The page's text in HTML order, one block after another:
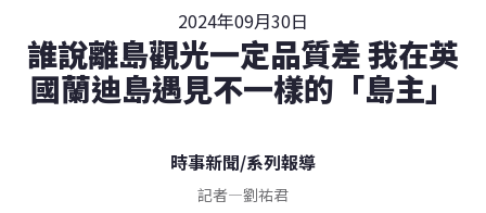
2024年09月30日
誰說離島觀光一定品質差 我在英
國蘭迪島遇見不一樣的「島主」
時事新聞/系列報導
記者—劉祐君